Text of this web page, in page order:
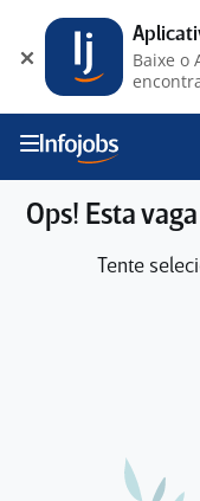
Ops! Esta
Tente
Baixe o